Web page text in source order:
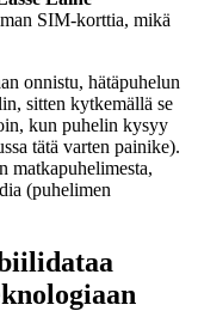
SIM-korttia, mikä
onnistu, hätäpuhelun
sitten kytkemällä se
kun puhelin kysyy
tätä varten painike).
matkapuhelimesta,
(puhelimen